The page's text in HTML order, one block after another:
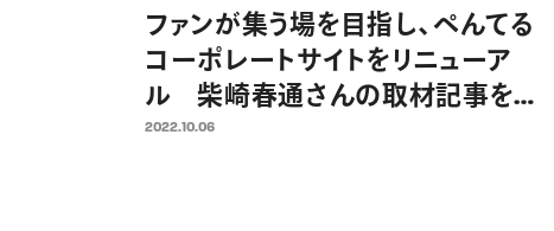
ファンが集う場を目指し、ぺんてる
コーポレートサイトをリニューア
ル 柴崎春通さんの取材記事をは
じめとする「表現するよろこび」を
2022.10.06